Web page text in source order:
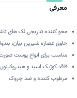
معرفی
محو کننده تدریجی لک های
حاوی عصاره شیرین بیان،
مناسب برای انواع پوست
فاقد کوژیک اسید و هیدروکینون
مرطوب کننده و ضد چروک